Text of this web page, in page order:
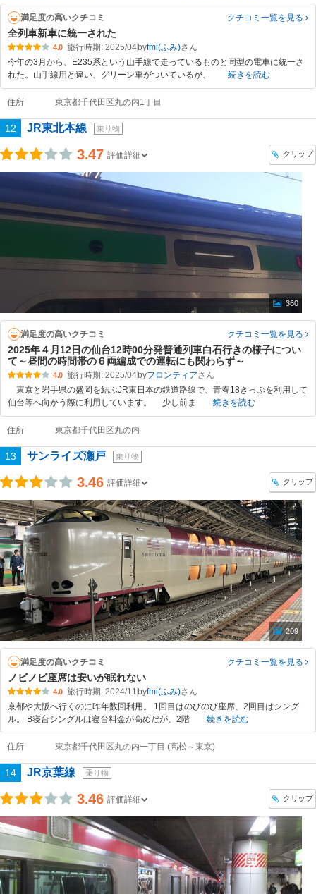
満足度の高いクチコミ クチコミ一覧を見る
全列車新車に統一された
4.0 旅行時期: 2025/04byfmi(ふみ)
今年の3月から、E235系という山手線で走っているものと同型の電車に統一さ
れた。山手線用と違い、グリーン車がついているが、
続きを読む
住所 東京都千代田区丸の内1丁目
12 JR東北本線 乗り物
3.47 評価詳細 クリップ
360
満足度の高いクチコミ クチコミ一覧を見る
2025年４月12日の仙台12時00分発普通列車白石行きの様子につい
て～昼間の時間帯の６両編成での運転にも関わらず～
4.0 旅行時期: 2025/04byフロンティア
東京と岩手県の盛岡を結ぶJR東日本の鉄道路線で、青春18きっぷを利用して
仙台等へ向かう際に利用しています。 少し前ま
続きを読む
住所 東京都千代田区丸の内
13 サンライズ瀬戸 乗り物
3.46 評価詳細 クリップ
209
満足度の高いクチコミ クチコミ一覧を見る
ノビノビ座席は安いが眠れない
4.0 旅行時期: 2024/11 byfmi(ふみ)
京都や大阪へ行くのに昨年数回利用。 1回目はのびのび座席、2回目はシング
ル。 B寝台シングルは寝台料金が高めだが、2階
続きを読む
住所 東京都千代田区丸の内一丁目 (高松～東京)
14 JR京葉線 乗り物
3.46 評価詳細 クリップ